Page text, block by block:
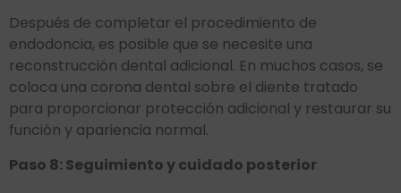
Después de completar el procedimiento de
endodoncia, es posible que se necesite una
reconstrucción dental adicional. En muchos casos, se
coloca una corona dental sobre el diente tratado
para proporcionar protección adicional y restaurar su
función y apariencia normal.
Paso 8: Seguimiento y cuidado posterior